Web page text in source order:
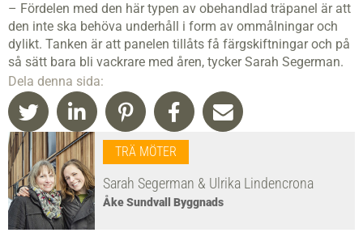
– Fördelen med den här typen av obehandlad träpanel är att
den inte ska behöva underhåll i form av ommålningar och
dylikt. Tanken är att panelen tillåts få färgskiftningar och på
så sätt bara bli vackrare med åren, tycker Sarah Segerman.
Dela denna sida:
TRÄ MÖTER
Sarah Segerman & Ulrika Lindencrona
Åke Sundvall Byggnads